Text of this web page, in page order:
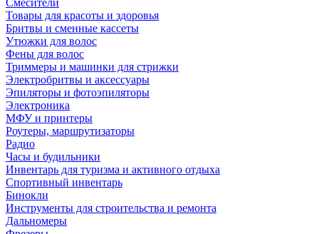
Смесители
Товары для красоты и здоровья
Бритвы и сменные кассеты
Утюжки для волос
Фены для волос
Триммеры и машинки для стрижки
Электробритвы и аксессуары
Эпиляторы и фотоэпиляторы
Электроника
МФУ и принтеры
Роутеры, маршрутизаторы
Радио
Часы и будильники
Инвентарь для туризма и активного отдыха
Спортивный инвентарь
Бинокли
Инструменты для строительства и ремонта
Дальномеры